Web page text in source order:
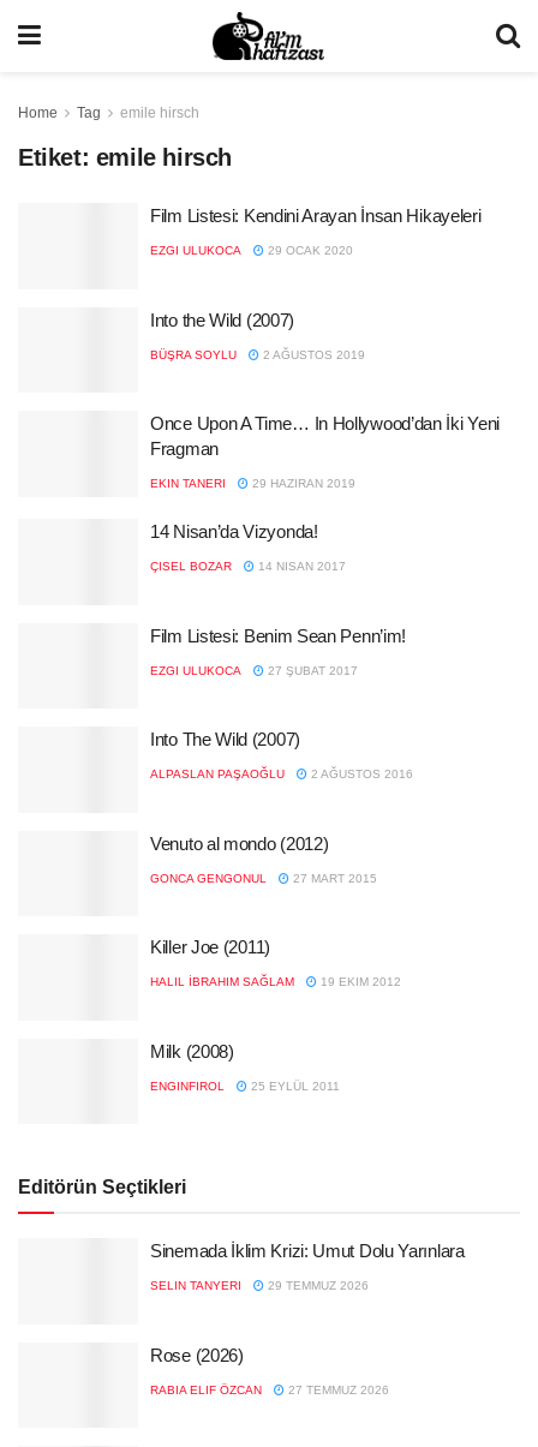
Home Tag emile hirsch
Etiket: emile hirsch
Film Listesi: Kendini Arayan İnsan Hikayeleri
EZGI ULUKOCA 29 OCAK 2020
Into the Wild (2007)
BÜŞRA SOYLU 2 AĞUSTOS 2019
Once Upon A Time… In Hollywood’dan İki Yeni
Fragman
EKIN TANERI 29 HAZIRAN 2019
14 Nisan’da Vizyonda!
ÇISEL BOZAR 14 NISAN 2017
Film Listesi: Benim Sean Penn’im!
EZGI ULUKOCA 27 ŞUBAT 2017
Into The Wild (2007)
ALPASLAN PAŞAOĞLU 2 AĞUSTOS 2016
Venuto al mondo (2012)
GONCA GENGONUL 27 MART 2015
Killer Joe (2011)
HALIL İBRAHIM SAĞLAM 19 EKIM 2012
Milk (2008)
ENGINFIROL 25 EYLÜL 2011
Editörün Seçtikleri
Sinemada İklim Krizi: Umut Dolu Yarınlara
SELIN TANYERI 29 TEMMUZ 2026
Rose (2026)
RABIA ELIF ÖZCAN 27 TEMMUZ 2026